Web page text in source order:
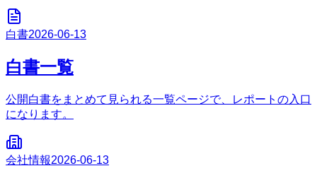
白書2026-06-13
白書一覧
公開白書をまとめて見られる一覧ページで、レポートの入口
になります。
会社情報2026-06-13